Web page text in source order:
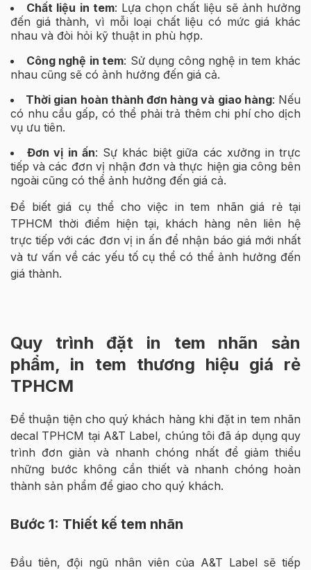
Chất liệu in tem: Lựa chọn chất liệu sẽ ảnh hưởng
đến giá thành, vì mỗi loại chất liệu có mức giá khác
nhau và đòi hỏi kỹ thuật in phù hợp.
Công nghệ in tem: Sử dụng công nghệ in tem khác
nhau cũng sẽ có ảnh hưởng đến giá cả.
Thời gian hoàn thành đơn hàng và giao hàng: Nếu
có nhu cầu gấp, có thể phải trả thêm chi phí cho dịch
vụ ưu tiên.
Đơn vị in ấn: Sự khác biệt giữa các xưởng in trực
tiếp và các đơn vị nhận đơn và thực hiện gia công bên
ngoài cũng có thể ảnh hưởng đến giá cả.
Để biết giá cụ thể cho việc in tem nhãn giá rẻ tại
TPHCM thời điểm hiện tại, khách hàng nên liên hệ
trực tiếp với các đơn vị in ấn để nhận báo giá mới nhất
và tư vấn về các yếu tố cụ thể có thể ảnh hưởng đến
giá thành.
Quy trình đặt in tem nhãn sản
phẩm, in tem thương hiệu giá rẻ
TPHCM
Để thuận tiện cho quý khách hàng khi đặt in tem nhãn
decal TPHCM tại A&T Label, chúng tôi đã áp dụng quy
trình đơn giản và nhanh chóng nhất để giảm thiểu
những bước không cần thiết và nhanh chóng hoàn
thành sản phẩm để giao cho quý khách.
Bước 1: Thiết kế tem nhãn
Đầu tiên, đội ngũ nhân viên của A&T Label sẽ tiếp